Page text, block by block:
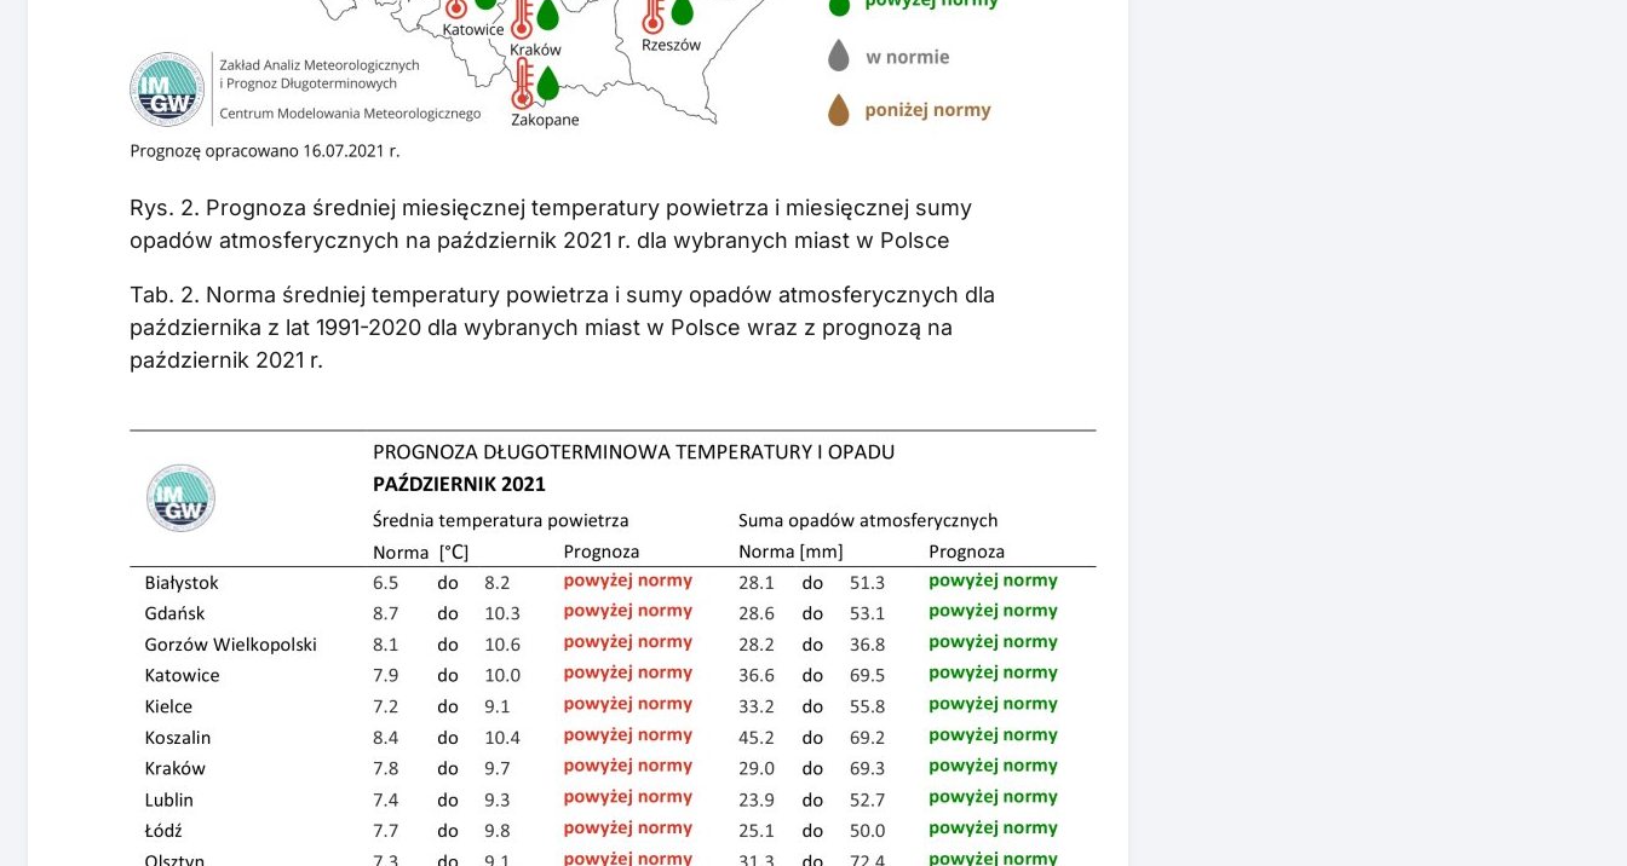
Rys. 2. Prognoza średniej miesięcznej temperatury powietrza i miesięcznej sumy
opadów atmosferycznych na październik 2021 r. dla wybranych miast w Polsce
Tab. 2. Norma średniej temperatury powietrza i sumy opadów atmosferycznych dla
października z lat 1991-2020 dla wybranych miast w Polsce wraz z prognozą na
październik 2021 r.